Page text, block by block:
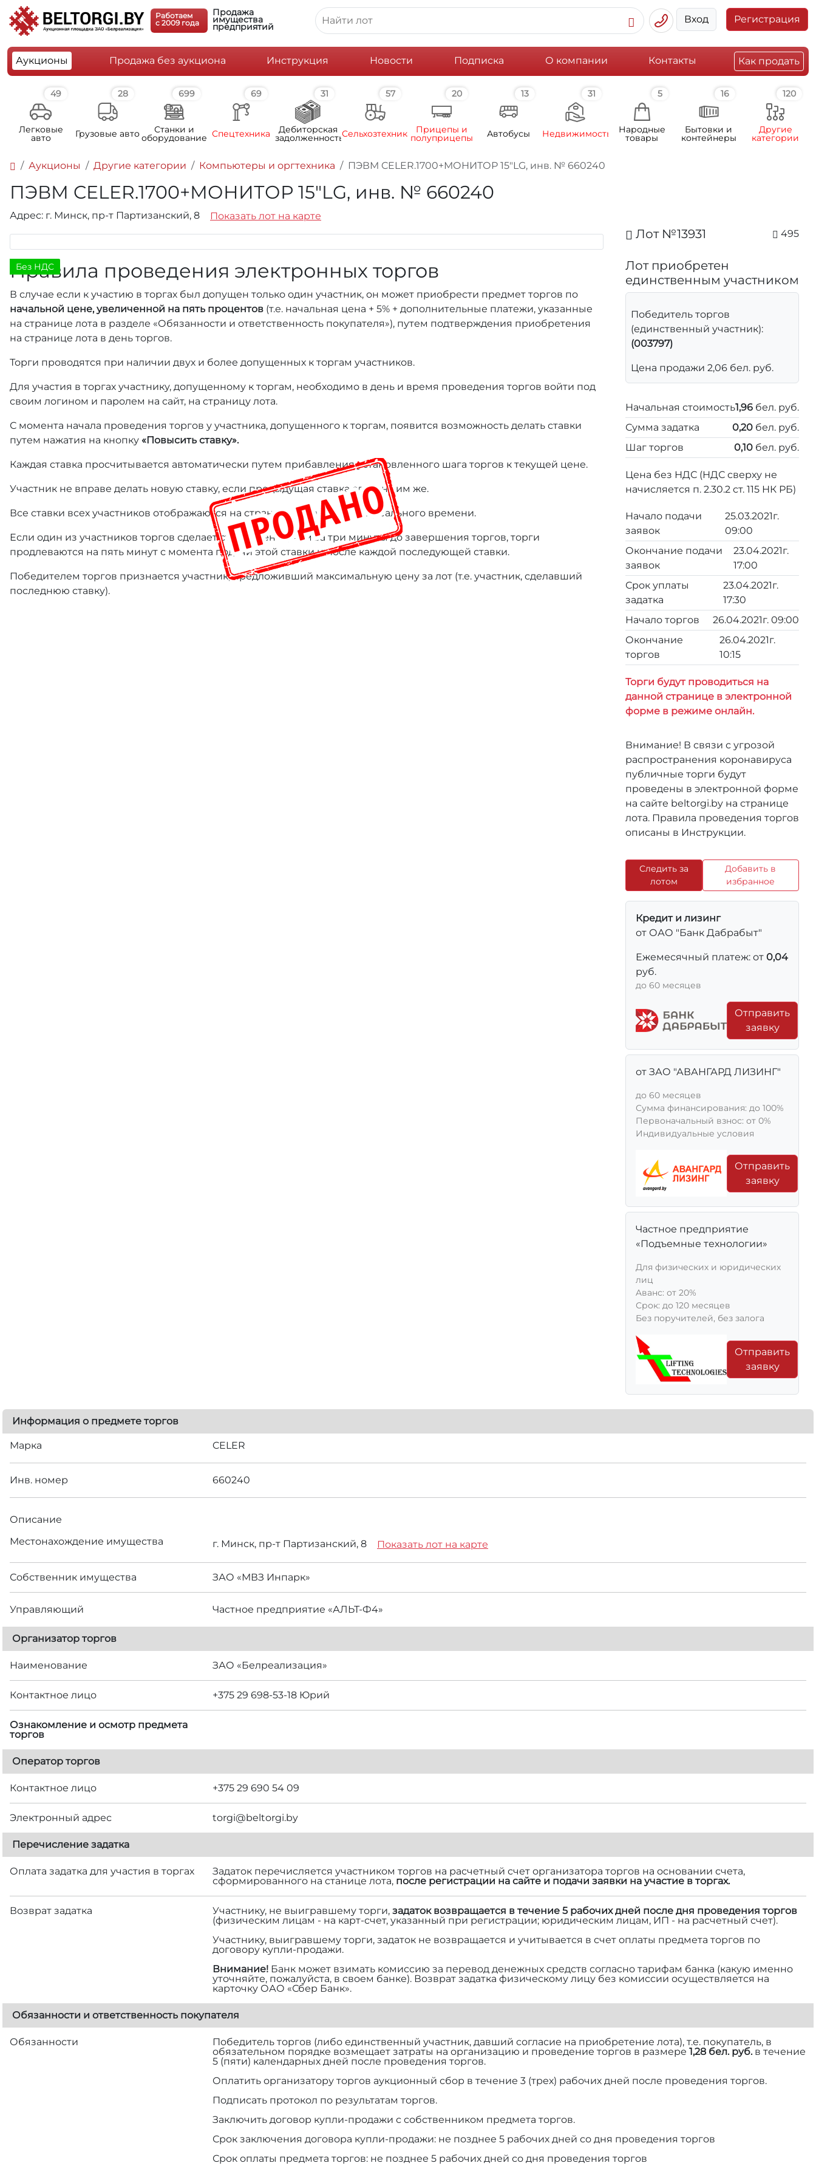
Работаем
c 2009 года
Продажа
имущества
предприятий
Вход Регистрация
Аукционы Продажа без аукциона Инструкция Новости Подписка О компании Контакты Как продать
49
Легковые
авто
28
Грузовые авто
699
Станки и
оборудование
69
Спецтехника
31
Дебиторская
задолженность
57
Сельхозтехника
20
Прицепы и
полуприцепы
13
Автобусы
31
Недвижимость
5
Народные
товары
16
Бытовки и
контейнеры
120
Другие
категории
Аукционы Другие категории Компьютеры и оргтехника ПЭВМ CELER.1700+МОНИТОР 15"LG, инв. № 660240
ПЭВМ CELER.1700+МОНИТОР 15"LG, инв. № 660240
Адрес: г. Минск, пр-т Партизанский, 8 Показать лот на карте
Без НДС
Правила проведения электронных торгов
В случае если к участию в торгах был допущен только один участник, он может приобрести предмет торгов по
начальной цене, увеличенной на пять процентов (т.е. начальная цена + 5% + дополнительные платежи, указанные
на странице лота в разделе «Обязанности и ответственность покупателя»), путем подтверждения приобретения
на странице лота в день торгов.
Торги проводятся при наличии двух и более допущенных к торгам участников.
Для участия в торгах участнику, допущенному к торгам, необходимо в день и время проведения торгов войти под
своим логином и паролем на сайт, на страницу лота.
С момента начала проведения торгов у участника, допущенного к торгам, появится возможность делать ставки
путем нажатия на кнопку «Повысить ставку».
Каждая ставка просчитывается автоматически путем прибавления установленного шага торгов к текущей цене.
Участник не вправе делать новую ставку, если предыдущая ставка сделана им же.
Все ставки всех участников отображаются на странице лота в режиме реального времени.
Если один из участников торгов сделает ставку менее, чем за три минуты до завершения торгов, торги
продлеваются на пять минут с момента подачи этой ставки и после каждой последующей ставки.
Победителем торгов признается участник, предложивший максимальную цену за лот (т.е. участник, сделавший
последнюю ставку).
Лот №13931 495
Лот приобретен
единственным участником
Победитель торгов
(единственный участник):
(003797)
Цена продажи 2,06 бел. руб.
Начальная стоимость1,96 бел. руб.
Сумма задатка
0,20 бел. руб.
Шаг торгов
0,10 бел. руб.
Цена без НДС (НДС сверху не
начисляется п. 2.30.2 ст. 115 НК РБ)
Начало подачи
заявок
25.03.2021г.
09:00
Окончание подачи
заявок
23.04.2021г.
17:00
Срок уплаты
задатка
23.04.2021г.
17:30
Начало торгов
26.04.2021г. 09:00
Окончание
торгов
26.04.2021г.
10:15
Торги будут проводиться на
данной странице в электронной
форме в режиме онлайн.
Внимание! В связи с угрозой
распространения коронавируса
публичные торги будут
проведены в электронной форме
на сайте beltorgi.by на странице
лота. Правила проведения торгов
описаны в Инструкции.
Следить за
лотом
Добавить в
избранное
Кредит и лизинг
от ОАО "Банк Дабрабыт"
Ежемесячный платеж: от 0,04
руб.
до 60 месяцев
Отправить
заявку
от ЗАО "АВАНГАРД ЛИЗИНГ"
до 60 месяцев
Сумма финансирования: до 100%
Первоначальный взнос: от 0%
Индивидуальные условия
Отправить
заявку
Частное предприятие
«Подъемные технологии»
Для физических и юридических
лиц
Aванс: от 20%
Срок: до 120 месяцев
Без поручителей, без залога
Отправить
заявку
Информация о предмете торгов
Марка CELER
Инв. номер 660240
Описание
Местонахождение имущества
г. Минск, пр-т Партизанский, 8 Показать лот на карте
Собственник имущества ЗАО «МВЗ Инпарк»
Управляющий Частное предприятие «АЛЬТ-Ф4»
Организатор торгов
Наименование ЗАО «Белреализация»
Контактное лицо +375 29 698-53-18 Юрий
Ознакомление и осмотр предмета
торгов
Оператор торгов
Контактное лицо +375 29 690 54 09
Электронный адрес torgi@beltorgi.by
Перечисление задатка
Оплата задатка для участия в торгах
Задаток перечисляется участником торгов на расчетный счет организатора торгов на основании счета,
сформированного на станице лота, после регистрации на сайте и подачи заявки на участие в торгах.
Возврат задатка Участнику, не выигравшему торги, задаток возвращается в течение 5 рабочих дней после дня проведения торгов
(физическим лицам - на карт-счет, указанный при регистрации; юридическим лицам, ИП - на расчетный счет).
Участнику, выигравшему торги, задаток не возвращается и учитывается в счет оплаты предмета торгов по
договору купли-продажи.
Внимание! Банк может взимать комиссию за перевод денежных средств согласно тарифам банка (какую именно
уточняйте, пожалуйста, в своем банке). Возврат задатка физическому лицу без комиссии осуществляется на
карточку ОАО «Сбер Банк».
Обязанности и ответственность покупателя
Обязанности
Победитель торгов (либо единственный участник, давший согласие на приобретение лота), т.е. покупатель, в
обязательном порядке возмещает затраты на организацию и проведение торгов в размере 1,28 бел. руб.в течение
5 (пяти) календарных дней после проведения торгов.
Оплатить организатору торгов аукционный сбор в течение 3 (трех) рабочих дней после проведения торгов.
Подписать протокол по результатам торгов.
Заключить договор купли-продажи с собственником предмета торгов.
Срок заключения договора купли-продажи: не позднее 5 рабочих дней со дня проведения торгов
Срок оплаты предмета торгов: не позднее 5 рабочих дней со дня проведения торгов